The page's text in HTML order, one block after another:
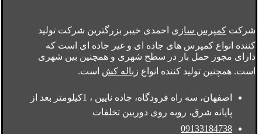
شرکت کمپرس سازی احمدی خیبر بزرگترین شرکت تولید
کننده انواع کمپرس های جاده ای و غیر جاده ای است که
دارای مجوز حمل بار در سطح شهری و همچنین بین شهری
است. همچنین تولید کننده انواع زباله کش است.
اصفهان، سه راه فرودگاه، جاده نایین ، 1کیلومتر بعد از
پایانه شرق، روبه روی دوربین تخلفات
09133184738